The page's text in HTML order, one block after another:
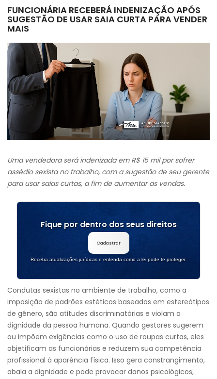
FUNCIONÁRIA RECEBERÁ INDENIZAÇÃO APÓS
SUGESTÃO DE USAR SAIA CURTA PARA VENDER
MAIS
Uma vendedora será indenizada em R$ 15 mil por sofrer
assédio sexista no trabalho, com a sugestão de seu gerente
para usar saias curtas, a fim de aumentar as vendas.
Fique por dentro dos seus direitos
Cadastrar
Receba atualizações jurídicas e entenda como a lei pode te proteger.
Condutas sexistas no ambiente de trabalho, como a
imposição de padrões estéticos baseados em estereótipos
de gênero, são atitudes discriminatórias e violam a
dignidade da pessoa humana. Quando gestores sugerem
ou impõem exigências como o uso de roupas curtas, eles
objetificam as funcionárias e reduzem sua competência
profissional à aparência física. Isso gera constrangimento,
abala a dignidade e pode provocar danos psicológicos,